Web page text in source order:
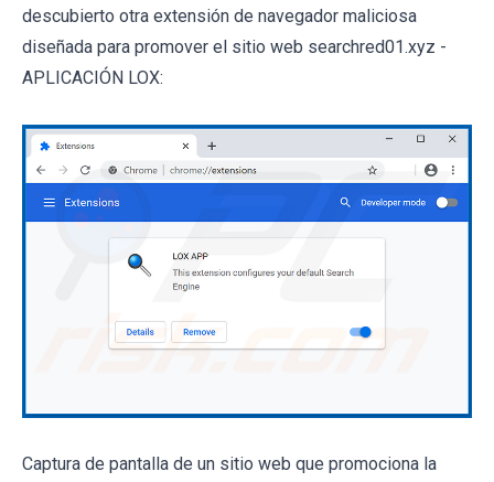
descubierto otra extensión de navegador maliciosa
diseñada para promover el sitio web searchred01.xyz -
APLICACIÓN LOX:
Captura de pantalla de un sitio web que promociona la